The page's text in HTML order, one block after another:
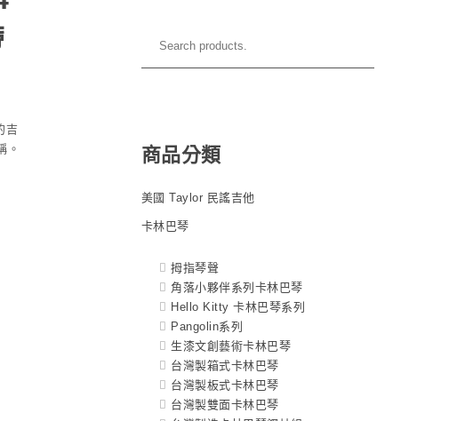
吉
。
商品分類
美國 Taylor 民謠吉他
卡林巴琴
拇指琴聲
角落小夥伴系列卡林巴琴
Hello Kitty 卡林巴琴系列
Pangolin系列
生漆文創藝術卡林巴琴
台灣製箱式卡林巴琴
台灣製板式卡林巴琴
台灣製雙面卡林巴琴